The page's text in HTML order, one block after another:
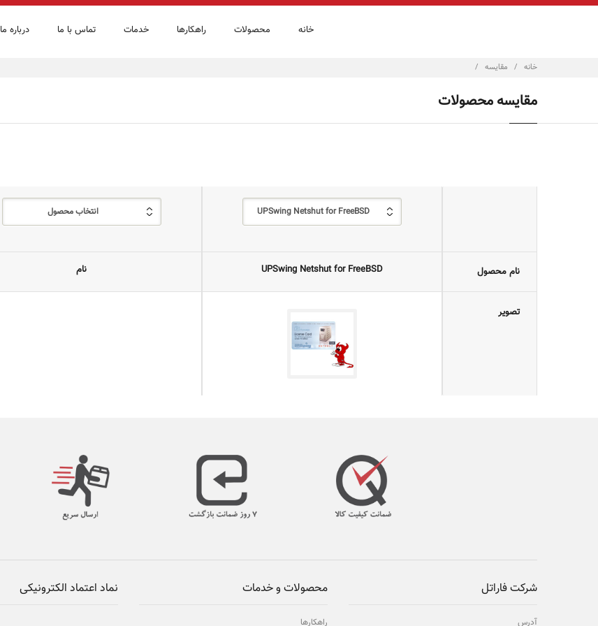
خانه محصولات راهكارها خدمات تماس با ما درباره ما
خانه / مقایسه /
مقایسه محصولات
UPSwing Netshut for FreeBSD انتخاب محصول
نام محصول UPSwing Netshut for FreeBSD نام
تصویر
نماد اعتماد الکترونیکی محصولات و خدمات
راهکارها
شرکت فاراتل
آدرس